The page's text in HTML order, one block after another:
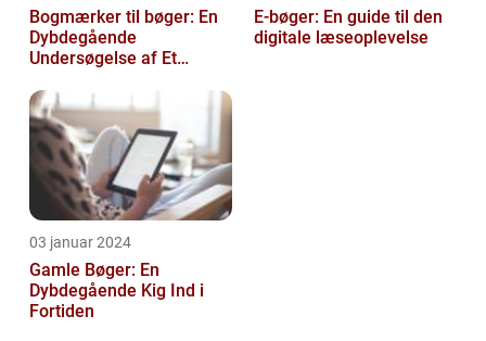
Bogmærker til bøger: En
Dybdegående
Undersøgelse af Et
E-bøger: En guide til den
digitale læseoplevelse
03 januar 2024
Gamle Bøger: En
Dybdegående Kig Ind i
Fortiden